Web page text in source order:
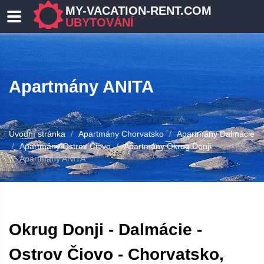
MY-VACATION-RENT.COM
UBYTOVÁNÍ
Apartmány ANITA
Úvodní stránka Apartmány Chorvatsko
Apartmány Dalmácie
Apartmány Ostrov Čiovo
Apartmány Okrug Donji
Apartmány ANITA
Okrug Donji - Dalmácie -
Ostrov Čiovo - Chorvatsko,